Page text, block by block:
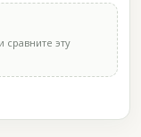
сравните эту